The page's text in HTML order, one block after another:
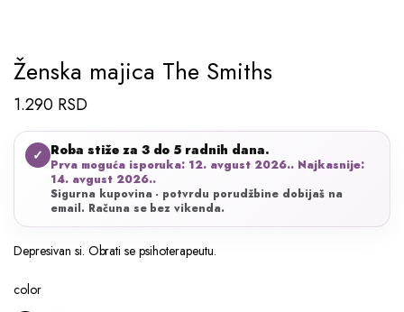
Ženska majica The Smiths
1.290 RSD
✓ Roba stiže za 3 do 5 radnih dana.
Prva moguća isporuka: 12. avgust 2026.. Najkasnije:
14. avgust 2026..
Sigurna kupovina - potvrdu porudžbine dobijaš na
email. Računa se bez vikenda.
Depresivan si. Obrati se psihoterapeutu.
color